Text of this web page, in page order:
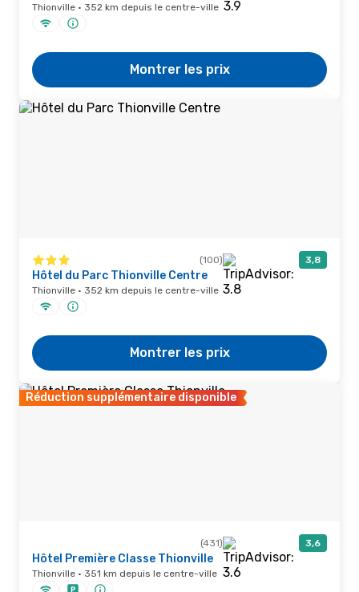
Thionville · 352 km depuis le centre-ville
Montrer les prix
(100) 3,8
Hôtel du Parc Thionville Centre
Thionville · 352 km depuis le centre-ville
Montrer les prix
Réduction supplémentaire disponible
(431) 3,6
Hôtel Première Classe Thionville
Thionville · 351 km depuis le centre-ville